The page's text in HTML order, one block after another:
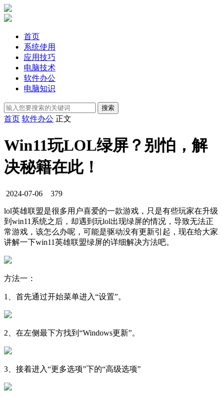
首页
系统使用
应用技巧
电脑技术
软件办公
电脑知识
首页 软件办公 正文
Win11玩LOL绿屏？别怕，解
决秘籍在此！
2024-07-06 379
lol英雄联盟是很多用户喜爱的一款游戏，只是有些玩家在升级
到win11系统之后，却遇到玩lol出现绿屏的情况，导致无法正
常游戏，该怎么办呢，可能是驱动没有更新引起，现在给大家
讲解一下win11英雄联盟绿屏的详细解决方法吧。
方法一：
1、首先通过开始菜单进入“设置”。
2、在左侧最下方找到“Windows更新”。
3、接着进入“更多选项”下的“高级选项”